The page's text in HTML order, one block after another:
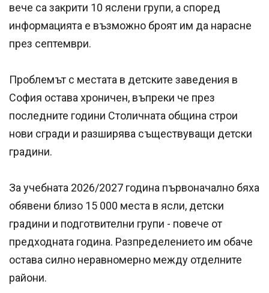
вече са закрити 10 яслени групи, а според
информацията е възможно броят им да нарасне
през септември.
Проблемът с местата в детските заведения в
София остава хроничен, въпреки че през
последните години Столичната община строи
нови сгради и разширява съществуващи детски
градини.
За учебната 2026/2027 година първоначално бяха
обявени близо 15 000 места в ясли, детски
градини и подготвителни групи - повече от
предходната година. Разпределението им обаче
остава силно неравномерно между отделните
райони.